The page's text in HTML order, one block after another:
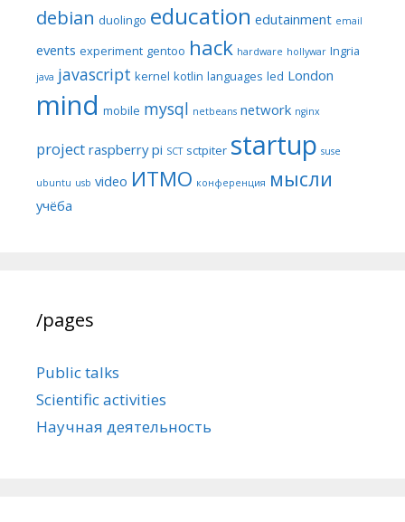
debian duolingo education edutainment email
events experiment gentoo hack hardware hollywar Ingria
java javascript kernel kotlin languages led London
mind mobile mysql netbeans network nginx
project raspberry pi SCT sctpiter startup suse
ubuntu usb video ИТМО конференция мысли
учёба
/pages
Public talks
Scientific activities
Научная деятельность